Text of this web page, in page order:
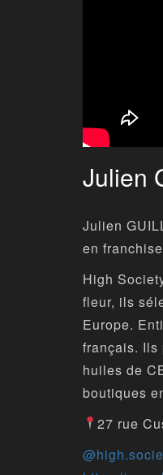
Julien
Julien
en
High
fleur, ils
Europe.
français. Ils
huiles de
boutiques
27 rue